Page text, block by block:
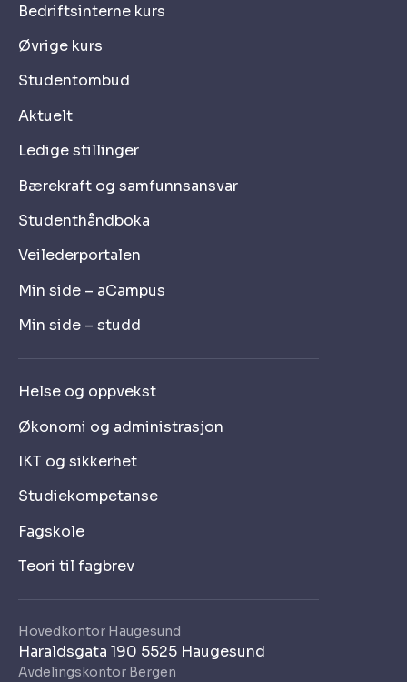
Hovedkontor Haugesund
Haraldsgata 190 5525 Haugesund
Avdelingskontor Bergen
Bedriftsinterne kurs
Øvrige kurs
Studentombud
Aktuelt
Ledige stillinger
Bærekraft og samfunnsansvar
Studenthåndboka
Veilederportalen
Min side – aCampus
Min side – studd
Helse og oppvekst
Økonomi og administrasjon
IKT og sikkerhet
Studiekompetanse
Fagskole
Teori til fagbrev